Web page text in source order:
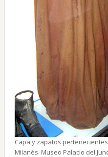
Capa y zapatos pertenecientes
Milanés. Museo Palacio del